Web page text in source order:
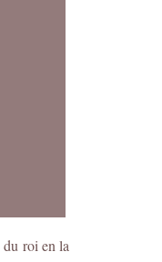
du roi en la